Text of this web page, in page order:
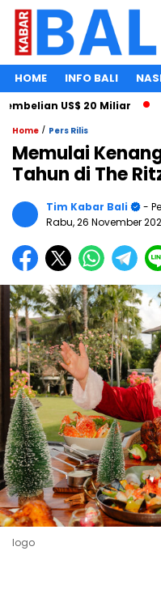
HOME INFO BALI
US$ 20 Miliar
Home / Pers Rilis
Memulai
Tahun di The
Tim Kabar Bali
-
Rabu, 26 November
logo